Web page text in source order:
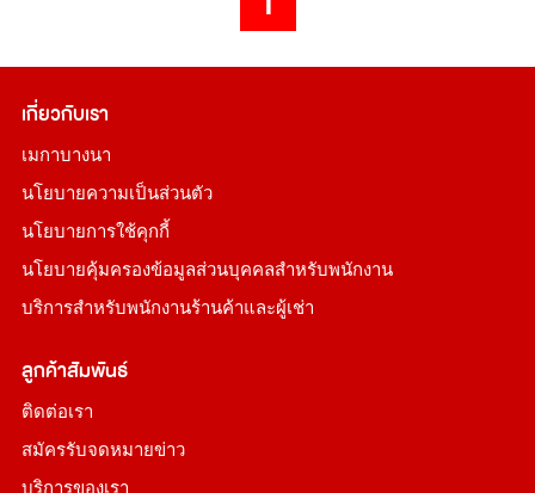
เกี่ยวกับเรา
เมกาบางนา
นโยบายความเป็นส่วนตัว
นโยบายการใช้คุกกี้
นโยบายคุ้มครองข้อมูลส่วนบุคคลสำหรับพนักงาน
บริการสำหรับพนักงานร้านค้าและผู้เช่า
ลูกค้าสัมพันธ์
ติดต่อเรา
สมัครรับจดหมายข่าว